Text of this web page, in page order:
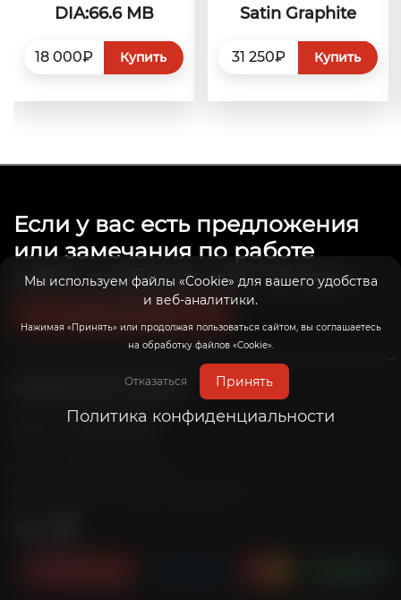
DIA:66.6 MB
18 000₽ Купить
Satin Graphite
31 250₽ Купить
Мы используем файлы «Cookie» для вашего удобства
и веб-аналитики.
Нажимая «Принять» или продолжая пользоваться сайтом, вы соглашаетесь
на обработку файлов «Cookie».
Отказаться Принять
Политика конфиденциальности
Если у вас есть предложения
или замечания по работе
сайта, сообщите нам об этом.
8 (800) 201-39-98
Пн-Пт: с 10:00 до 20:00